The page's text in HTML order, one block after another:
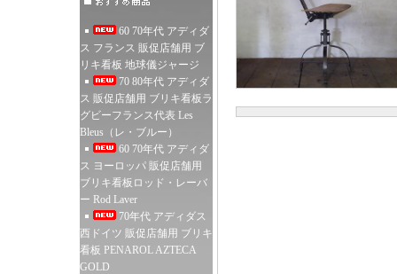
60 70年代 アディダ
ス フランス 販促店舗用 ブ
リキ看板 地球儀ジャージ
70 80年代 アディダ
ス 販促店舗用 ブリキ看板ラ
グビーフランス代表 Les
Bleus（レ・ブルー）
60 70年代 アディダ
ス ヨーロッパ 販促店舗用
ブリキ看板ロッド・レーバ
ー Rod Laver
70年代 アディダス
西ドイツ 販促店舗用 ブリキ
看板 PENAROL AZTECA
GOLD